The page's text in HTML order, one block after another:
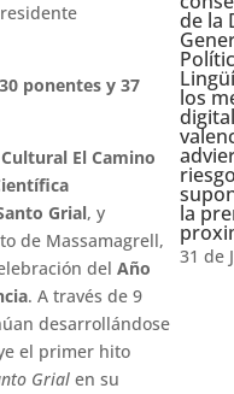
ponentes y 37
El Camino
Grial, y
de Massamagrell,
del Año
. A través de 9
desarrollándose
el primer hito
Grialen su
de la
los
la
31 de